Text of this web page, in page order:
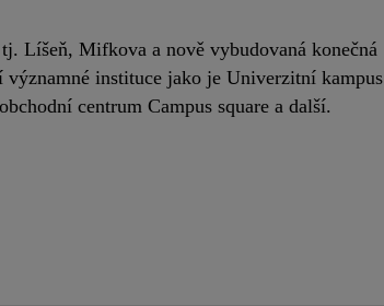
Líšeň, Mifkova a nově vybudovaná konečná
významné instituce jako je Univerzitní kampus
centrum Campus square a další.